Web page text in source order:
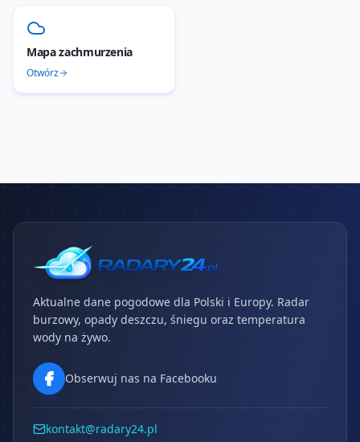
Mapa zachmurzenia
Otwórz
Aktualne dane pogodowe dla Polski i Europy. Radar
burzowy, opady deszczu, śniegu oraz temperatura
wody na żywo.
Obserwuj nas na Facebooku
kontakt@radary24.pl